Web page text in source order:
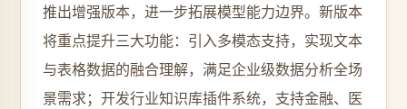
推出增强版本，进一步拓展模型能力边界。新版本
将重点提升三大功能：引入多模态支持，实现文本
与表格数据的融合理解，满足企业级数据分析全场
景需求；开发行业知识库插件系统，支持金融、医